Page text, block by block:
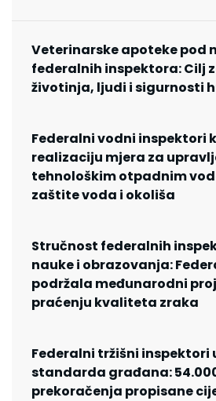
Veterinarske apoteke pod
federalnih inspektora: Cilj
životinja, ljudi i sigurnosti
Federalni vodni inspektori
realizaciju mjera za
tehnološkim otpadnim
zaštite voda i okoliša
Stručnost federalnih
nauke i obrazovanja:
podržala međunarodni
praćenju kvaliteta zraka
Federalni tržišni inspektori
standarda građana:
prekoračenja propisane